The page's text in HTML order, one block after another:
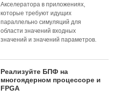
Акселератора в приложениях,
которые требуют идущих
параллельно симуляций для
области значений входных
значений и значений параметров.
Реализуйте БПФ на
многоядерном процессоре и
FPGA